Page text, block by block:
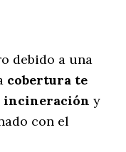
debido a una
cobertura te
incineración y
con el